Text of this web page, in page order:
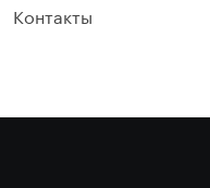
Контакты